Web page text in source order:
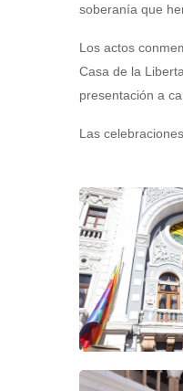
soberanía que
Los actos
Casa de la
presentación a
Las